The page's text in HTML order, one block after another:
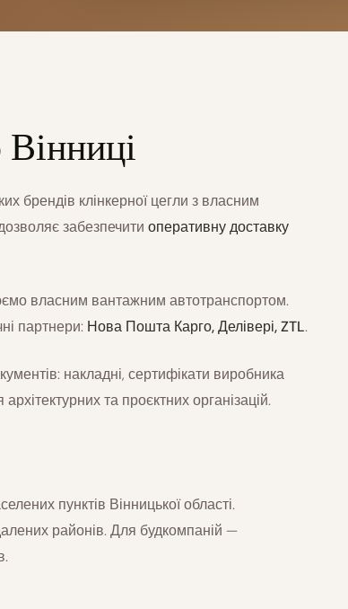
брендів клінкерної цегли з власним
забезпечити оперативну доставку
власним вантажним автотранспортом.
партнери: Нова Пошта Карго, Делівері, ZTL.
накладні, сертифікати виробника
та проєктних організацій.
пунктів Вінницької області.
районів. Для будкомпаній —